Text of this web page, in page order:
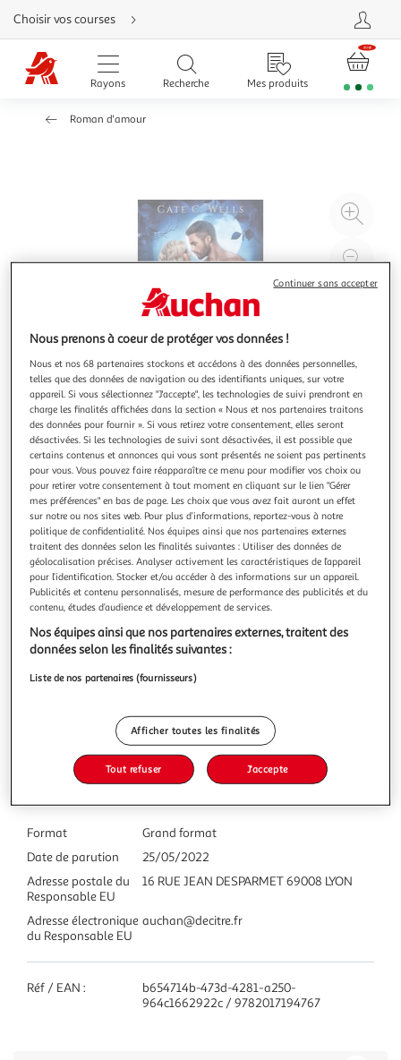
Aller
directement
au
contenu
Aller
directement
Aller
Choisir vos courses
Rayons Recherche Mes produits
Roman d'amour
à
LES CINQ MEUTES TOME 3 : REJETEE PAR LE
SOLITAIRE, Wells Cate C.
Après notre nuit passée ensemble, Darragh Ryan est parti
sans explication. Mais il ne tardera pas à regretter cette
décision. Mari J'ai grandi isolée au sein de la meute de
Quarry Pack, à rêver d'un compagnon aimant avec qui
fonder une famille. Malheureusement, ma relation avec
Darragh a été puremen
En savoir +
Vous voulez connaître le prix de ce produit ?
Afficher le prix
Caractéristiques
Format
Grand format
Date de parution
25/05/2022
Adresse postale du
Responsable EU
16 RUE JEAN DESPARMET 69008 LYON
Adresse électronique
du Responsable EU
auchan@decitre.fr
Réf / EAN :
b654714b-473d-4281-a250-
964c1662922c / 9782017194767
Nous prenons à coeur de protéger vos données !
Nous et nos 68 partenaires stockons et accédons à des données personnelles,
telles que des données de navigation ou des identifiants uniques, sur votre
appareil. Si vous sélectionnez "J'accepte", les technologies de suivi prendront en
charge les finalités affichées dans la section « Nous et nos partenaires traitons
des données pour fournir ». Si vous retirez votre consentement, elles seront
désactivées. Si les technologies de suivi sont désactivées, il est possible que
certains contenus et annonces qui vous sont présentés ne soient pas pertinents
pour vous. Vous pouvez faire réapparaître ce menu pour modifier vos choix ou
pour retirer votre consentement à tout moment en cliquant sur le lien "Gérer
mes préférences" en bas de page. Les choix que vous avez fait auront un effet
sur notre ou nos sites web. Pour plus d’informations, reportez-vous à notre
politique de confidentialité. Nos équipes ainsi que nos partenaires externes
traitent des données selon les finalités suivantes : Utiliser des données de
géolocalisation précises. Analyser activement les caractéristiques de l’appareil
pour l’identification. Stocker et/ou accéder à des informations sur un appareil.
Publicités et contenu personnalisés, mesure de performance des publicités et du
contenu, études d’audience et développement de services.
Nos équipes ainsi que nos partenaires externes, traitent des
données selon les finalités suivantes :
Liste de nos partenaires (fournisseurs)
Afficher toutes les finalités
Tout refuser J'accepte
Continuer sans accepter